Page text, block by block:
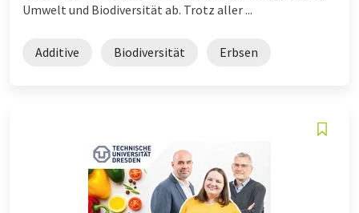
Umwelt und Biodiversität ab. Trotz aller ...
Additive Biodiversität Erbsen